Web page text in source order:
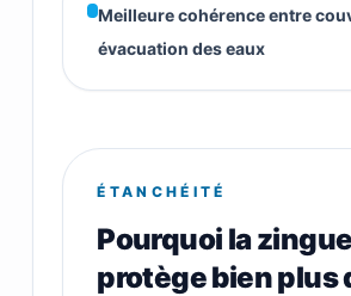
Meilleure cohérence entre
évacuation des eaux
ÉTANCHÉITÉ
Pourquoi la
protège bien plus